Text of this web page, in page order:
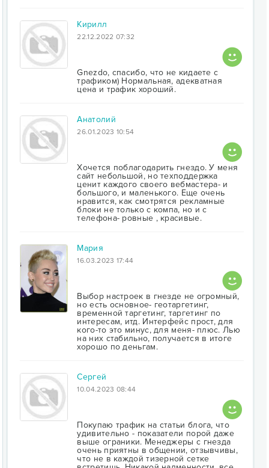
Кирилл
22.12.2022 07:32
Gnezdo, спасибо, что не кидаете с
трафиком) Нормальная, адекватная
цена и трафик хороший.
Анатолий
26.01.2023 10:54
Хочется поблагодарить гнездо. У меня
сайт небольшой, но техподдержка
ценит каждого своего вебмастера- и
большого, и маленького. Еще очень
нравится, как смотрятся рекламные
блоки не только с компа, но и с
телефона- ровные , красивые.
Мария
16.03.2023 17:44
Выбор настроек в гнезде не огромный,
но есть основное- геотаргетинг,
временной таргетинг, таргетинг по
интересам, итд. Интерфейс прост, для
кого-то это минус, для меня- плюс. Лью
на них стабильно, получается в итоге
хорошо по деньгам.
Сергей
10.04.2023 08:44
Покупаю трафик на статьи блога, что
удивительно - показатели порой даже
выше ограники. Менеджеры с гнезда
очень приятны в общении, отзывчивы,
что не в каждой тизерной сетке